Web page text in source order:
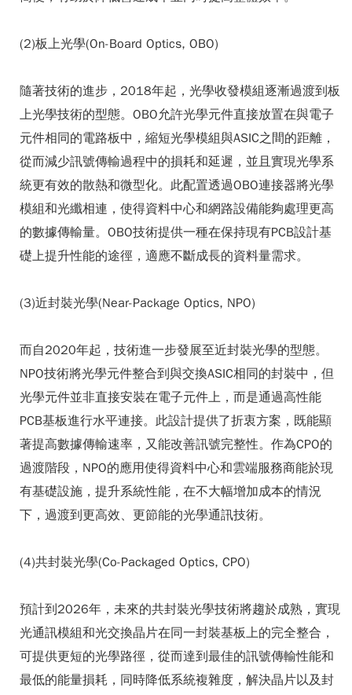
(2)板上光學(On-Board Optics, OBO)
隨著技術的進步，2018年起，光學收發模組逐漸過渡到板
上光學技術的型態。OBO允許光學元件直接放置在與電子
元件相同的電路板中，縮短光學模組與ASIC之間的距離，
從而減少訊號傳輸過程中的損耗和延遲，並且實現光學系
統更有效的散熱和微型化。此配置透過OBO連接器將光學
模組和光纖相連，使得資料中心和網路設備能夠處理更高
的數據傳輸量。OBO技術提供一種在保持現有PCB設計基
礎上提升性能的途徑，適應不斷成長的資料量需求。
(3)近封裝光學(Near-Package Optics, NPO)
而自2020年起，技術進一步發展至近封裝光學的型態。
NPO技術將光學元件整合到與交換ASIC相同的封裝中，但
光學元件並非直接安裝在電子元件上，而是通過高性能
PCB基板進行水平連接。此設計提供了折衷方案，既能顯
著提高數據傳輸速率，又能改善訊號完整性。作為CPO的
過渡階段，NPO的應用使得資料中心和雲端服務商能於現
有基礎設施，提升系統性能，在不大幅增加成本的情況
下，過渡到更高效、更節能的光學通訊技術。
(4)共封裝光學(Co-Packaged Optics, CPO)
預計到2026年，未來的共封裝光學技術將趨於成熟，實現
光通訊模組和光交換晶片在同一封裝基板上的完全整合，
可提供更短的光學路徑，從而達到最佳的訊號傳輸性能和
最低的能量損耗，同時降低系統複雜度，解決晶片以及封